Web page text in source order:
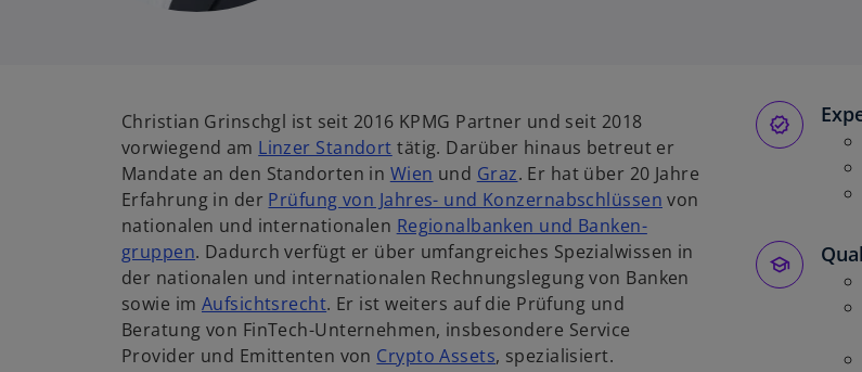
n
e
i
n
e
r
n
e
u
e
Christian Grinschgl ist seit 2016 KPMG Partner und seit 2018
vorwiegend am Linzer Standort tätig. Darüber hinaus betreut er
Mandate an den Standorten in Wien und Graz. Er hat über 20 Jahre
Erfahrung in der Prüfung von Jahres- und Konzern­abschlüssen von
nationalen und inter­nationalen Regional­banken und Banken­
gruppen. Dadurch verfügt er über umfang­reiches Spezial­wissen in
der nationalen und inter­nationalen Rechnungs­legung von Banken
sowie im Aufsichts­recht. Er ist weiters auf die Prüfung und
Beratung von FinTech-Unternehmen, insbe­sondere Service
Provider und Emittenten von Crypto Assets, spezialisiert.